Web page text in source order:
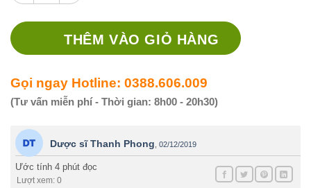
THÊM VÀO GIỎ HÀNG
Gọi ngay Hotline: 0388.606.009
(Tư vấn miễn phí - Thời gian: 8h00 - 20h30)
Dược sĩ Thanh Phong 02/12/2019
Ước tính 4 phút đọc
Lượt xem: 0